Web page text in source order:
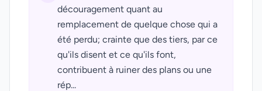
découragement quant au
remplacement de quelque chose qui a
été perdu; crainte que des tiers, par ce
qu'ils disent et ce qu'ils font,
contribuent à ruiner des plans ou une
rép...